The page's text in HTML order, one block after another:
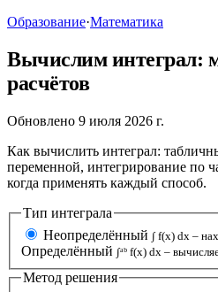
Образование·Математика
Вычислим интеграл:
расчётов
Обновлено 9 июля 2026 г.
Как вычислить интеграл:
переменной, интегрирование по
когда применять каждый способ.
Тип интеграла
Неопределённый ∫ f(x) dx –
Определённый ∫ᵃᵇ f(x) dx –
Метод решения